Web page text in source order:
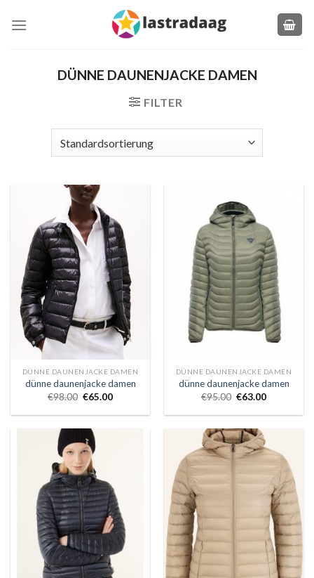
Inhalt
DÜNNE DAUNENJACKE DAMEN
FILTER
DÜNNE DAUNENJACKE DAMEN
dünne daunenjacke damen
€98.00 €65.00
DÜNNE DAUNENJACKE DAMEN
dünne daunenjacke damen
€95.00 €63.00